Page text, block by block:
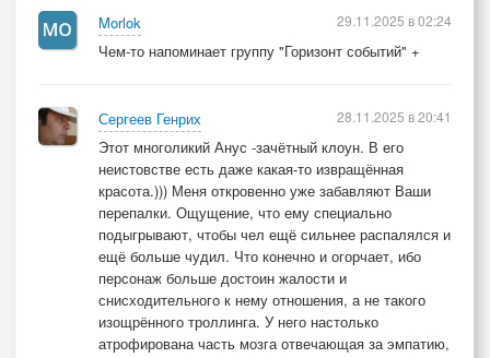
На святых и чертей территории грехопаденья:
будьте прокляты, благословенны – мне всё
Morlok
Чем-то напоминает группу "Горизонт событий" +
29.11.2025 в 02:24
Сергеев Генрих
Этот многоликий Анус -зачётный клоун. В его
неистовстве есть даже какая-то извращённая
красота.))) Меня откровенно уже забавляют Ваши
перепалки. Ощущение, что ему специально
подыгрывают, чтобы чел ещё сильнее распалялся и
ещё больше чудил. Что конечно и огорчает, ибо
персонаж больше достоин жалости и
снисходительного к нему отношения, а не такого
изощрённого троллинга. У него настолько
атрофирована часть мозга отвечающая за эмпатию,
28.11.2025 в 20:41